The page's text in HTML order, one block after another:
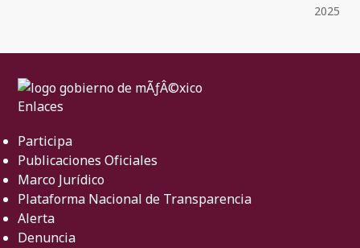
2025
Enlaces
Participa
Publicaciones Oficiales
Marco Jurídico
Plataforma Nacional de Transparencia
Alerta
Denuncia